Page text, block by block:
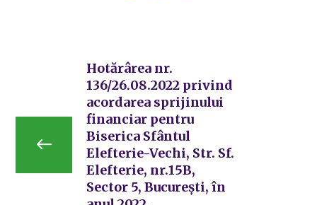
Hotărârea nr.
136/26.08.2022 privind
acordarea sprijinului
financiar pentru
Biserica Sfântul
Elefterie-Vechi, Str. Sf.
Elefterie, nr.15B,
Sector 5, București, în